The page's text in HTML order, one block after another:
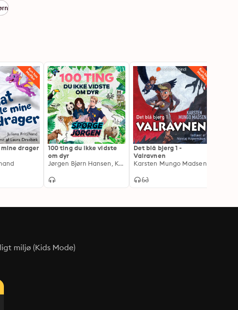
drager
100 ting du ikke vidste
om dyr
Jørgen Bjørn Hansen, Kristina Øland Iskov
Det blå bjerg 1 -
Valravnen
Karsten Mungo Madsen
miljø (Kids Mode)